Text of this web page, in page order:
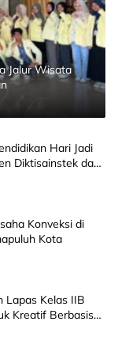
Jalur Wisata
Hari Jadi
Diktisainstek dan
Konveksi di
Kota
Lapas Kelas IIB
Kreatif Berbasis